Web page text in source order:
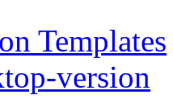
Templates
version